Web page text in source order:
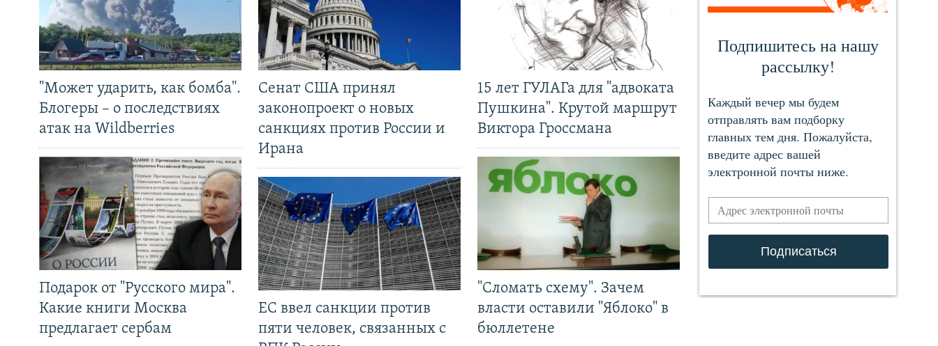
"Может ударить, как бомба".
Блогеры – о последствиях
атак на Wildberries
Подарок от "Русского мира".
Какие книги Москва
предлагает сербам
Сенат США принял
законопроект о новых
санкциях против России и
Ирана
ЕС ввел санкции против
пяти человек, связанных с
15 лет ГУЛАГа для "адвоката
Пушкина". Крутой маршрут
Виктора Гроссмана
"Сломать схему". Зачем
власти оставили "Яблоко" в
бюллетене